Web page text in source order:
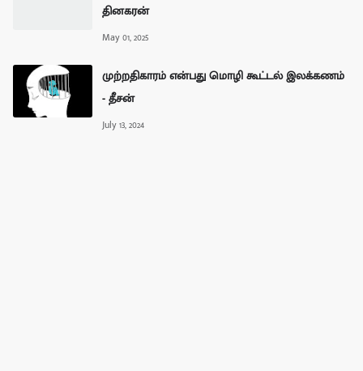
தினகரன்
May 01, 2025
முற்றதிகாரம் என்பது மொழி கூட்டல் இலக்கணம்
- தீசன்
July 13, 2024